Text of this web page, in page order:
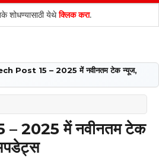
शोधण्यासाठी येथेक्लिक करा.
Post 15 – 2025 में नवीनतम टेक न्यूज,
2025 में नवीनतम टेक